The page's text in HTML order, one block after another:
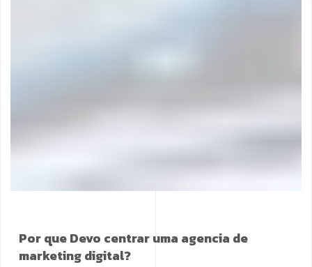
Por que Devo centrar uma agencia de
marketing digital?